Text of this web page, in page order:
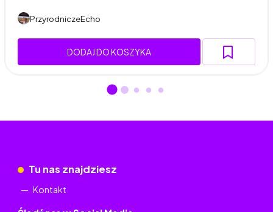
PrzyrodniczeEcho
DODAJ DO KOSZYKA
Tu nas znajdziesz
Kontakt